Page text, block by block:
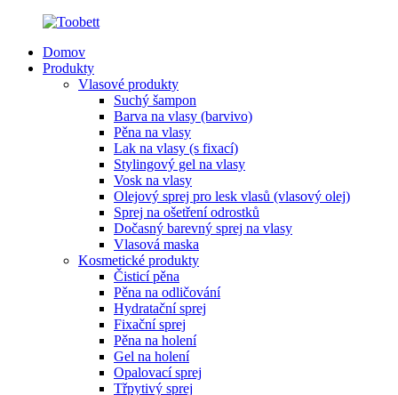
Domov
Produkty
Vlasové produkty
Suchý šampon
Barva na vlasy (barvivo)
Pěna na vlasy
Lak na vlasy (s fixací)
Stylingový gel na vlasy
Vosk na vlasy
Olejový sprej pro lesk vlasů (vlasový olej)
Sprej na ošetření odrostků
Dočasný barevný sprej na vlasy
Vlasová maska
Kosmetické produkty
Čisticí pěna
Pěna na odličování
Hydratační sprej
Fixační sprej
Pěna na holení
Gel na holení
Opalovací sprej
Třpytivý sprej